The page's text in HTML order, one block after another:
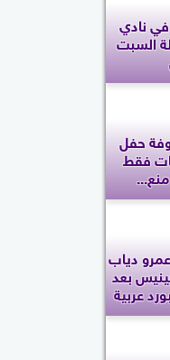
في نادي
السبت
حفل
أغنيات فقط
دياب
بعد
عربية